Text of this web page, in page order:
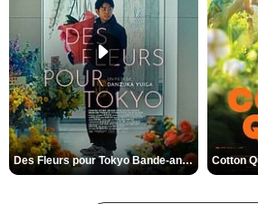
Des Fleurs pour Tokyo Bande-annonce VO STFR